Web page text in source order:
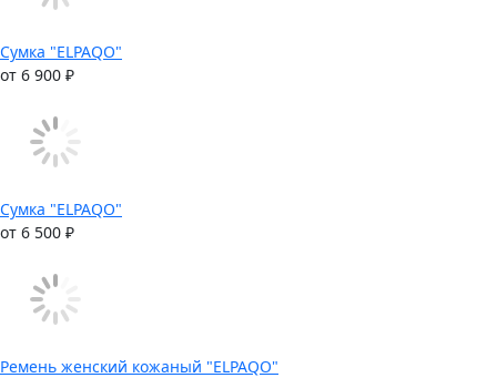
Сумка "ELPAQO"
от 6 900 ₽
Сумка "ELPAQO"
от 6 500 ₽
Ремень женский кожаный "ELPAQO"